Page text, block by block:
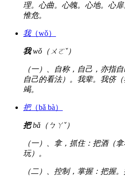
理。心曲。心魄。心地。心
惟危。
我（wǒ）
我wǒ（ㄨㄛˇ）
（一）、自称，自己，亦指
自己的看法）。我辈。我侪
竭。
把（bǎ bà）
把bǎ（ㄅㄚˇ）
（一）、拿，抓住：把酒（
玩）。
（二）、控制，掌握：把握。